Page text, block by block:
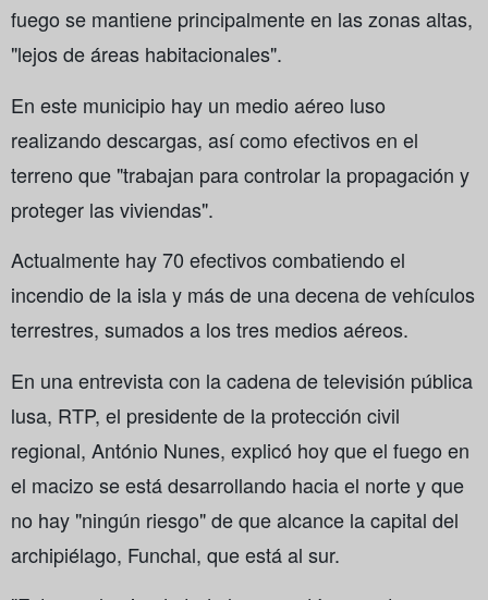
fuego se mantiene principalmente en las zonas altas,
"lejos de áreas habitacionales".
En este municipio hay un medio aéreo luso
realizando descargas, así como efectivos en el
terreno que "trabajan para controlar la propagación y
proteger las viviendas".
Actualmente hay 70 efectivos combatiendo el
incendio de la isla y más de una decena de vehículos
terrestres, sumados a los tres medios aéreos.
En una entrevista con la cadena de televisión pública
lusa, RTP, el presidente de la protección civil
regional, António Nunes, explicó hoy que el fuego en
el macizo se está desarrollando hacia el norte y que
no hay "ningún riesgo" de que alcance la capital del
archipiélago, Funchal, que está al sur.